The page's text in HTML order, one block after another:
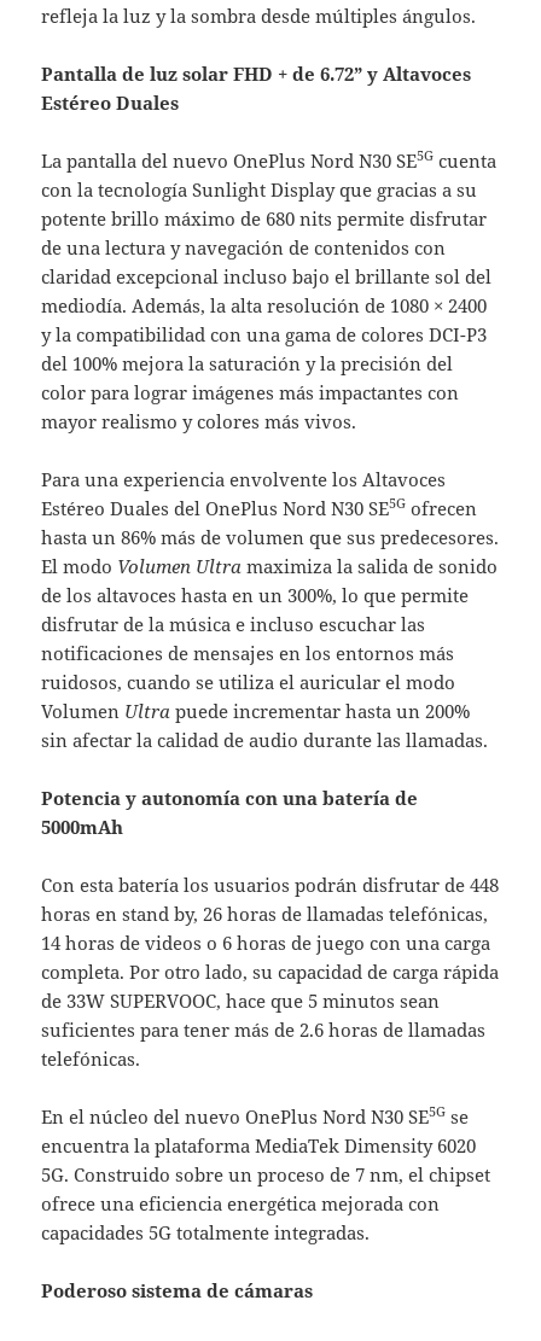
refleja la luz y la sombra desde múltiples ángulos.
Pantalla de luz solar FHD + de 6.72” y Altavoces
Estéreo Duales
La pantalla del nuevo OnePlus Nord N30 SE5G cuenta
con la tecnología Sunlight Display que gracias a su
potente brillo máximo de 680 nits permite disfrutar
de una lectura y navegación de contenidos con
claridad excepcional incluso bajo el brillante sol del
mediodía. Además, la alta resolución de 1080 × 2400
y la compatibilidad con una gama de colores DCI-P3
del 100% mejora la saturación y la precisión del
color para lograr imágenes más impactantes con
mayor realismo y colores más vivos.
Para una experiencia envolvente los Altavoces
Estéreo Duales del OnePlus Nord N30 SE5G ofrecen
hasta un 86% más de volumen que sus predecesores.
El modo Volumen Ultra maximiza la salida de sonido
de los altavoces hasta en un 300%, lo que permite
disfrutar de la música e incluso escuchar las
notificaciones de mensajes en los entornos más
ruidosos, cuando se utiliza el auricular el modo
Volumen Ultrapuede incrementar hasta un 200%
sin afectar la calidad de audio durante las llamadas.
Potencia y autonomía con una batería de
5000mAh
Con esta batería los usuarios podrán disfrutar de 448
horas en stand by, 26 horas de llamadas telefónicas,
14 horas de videos o 6 horas de juego con una carga
completa. Por otro lado, su capacidad de carga rápida
de 33W SUPERVOOC, hace que 5 minutos sean
suficientes para tener más de 2.6 horas de llamadas
telefónicas.
En el núcleo del nuevo OnePlus Nord N30 SE5G se
encuentra la plataforma MediaTek Dimensity 6020
5G. Construido sobre un proceso de 7 nm, el chipset
ofrece una eficiencia energética mejorada con
capacidades 5G totalmente integradas.
Poderoso sistema de cámaras